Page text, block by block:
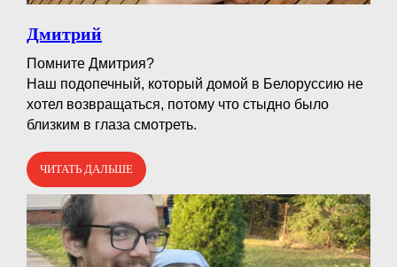
Дмитрий
Помните Дмитрия?⠀
Наш подопечный, который домой в Белоруссию не
хотел возвращаться, потому что стыдно было
близким в глаза смотреть.
ЧИТАТЬ ДАЛЬШЕ